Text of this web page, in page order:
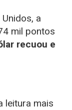
a
mil pontos
recuou e
leitura mais